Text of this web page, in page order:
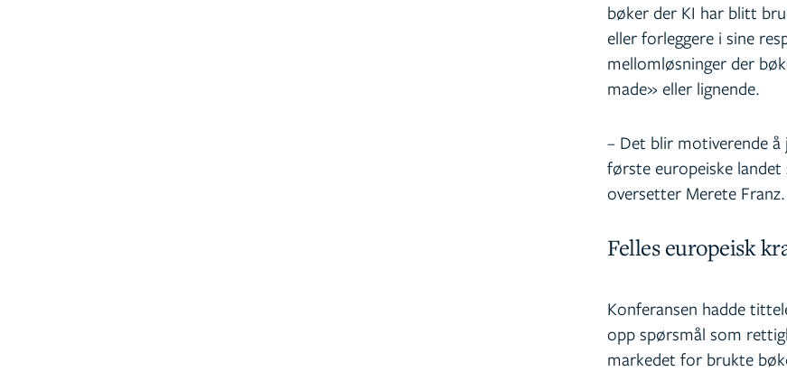
bøker der KI har blitt
eller forleggere i sine
mellomløsninger der
made» eller lignende.
– Det blir motiverende
første europeiske
oversetter Merete Franz.
Felles europeisk
Konferansen hadde
opp spørsmål som
markedet for brukte